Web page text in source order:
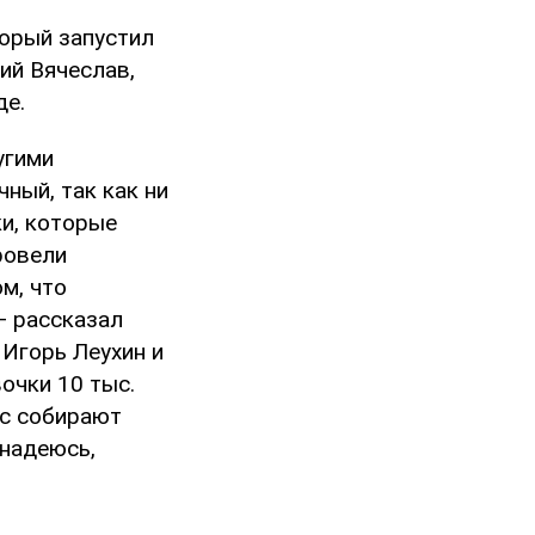
запустил
Вячеслав,
так как ни
которые
что
рассказал
Леухин и
10 тыс.
собирают